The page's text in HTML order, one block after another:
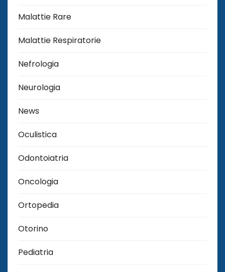
Malattie Rare
Malattie Respiratorie
Nefrologia
Neurologia
News
Oculistica
Odontoiatria
Oncologia
Ortopedia
Otorino
Pediatria